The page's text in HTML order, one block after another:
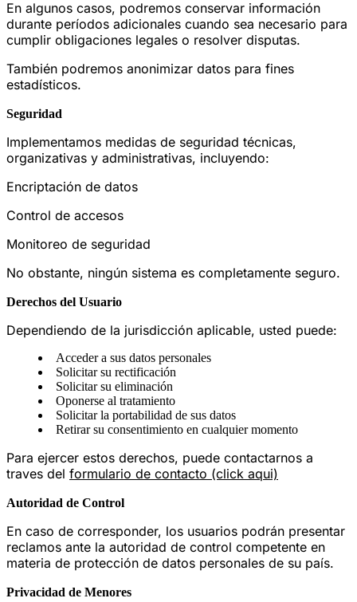
En algunos casos, podremos conservar información
durante períodos adicionales cuando sea necesario para
cumplir obligaciones legales o resolver disputas.
También podremos anonimizar datos para fines
estadísticos.
Seguridad
Implementamos medidas de seguridad técnicas,
organizativas y administrativas, incluyendo:
Encriptación de datos
Control de accesos
Monitoreo de seguridad
No obstante, ningún sistema es completamente seguro.
Derechos del Usuario
Dependiendo de la jurisdicción aplicable, usted puede:
Acceder a sus datos personales
Solicitar su rectificación
Solicitar su eliminación
Oponerse al tratamiento
Solicitar la portabilidad de sus datos
Retirar su consentimiento en cualquier momento
Para ejercer estos derechos, puede contactarnos a
traves del formulario de contacto (click aqui)
Autoridad de Control
En caso de corresponder, los usuarios podrán presentar
reclamos ante la autoridad de control competente en
materia de protección de datos personales de su país.
Privacidad de Menores